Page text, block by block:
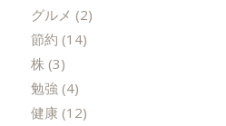
グルメ (2)
節約 (14)
株(3)
勉強 (4)
健康 (12)